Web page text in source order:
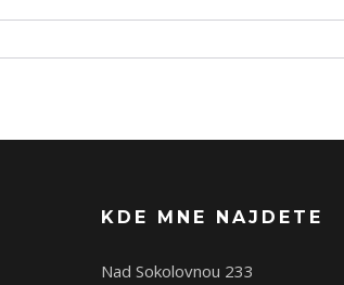
KDE MNE NAJDETE
Nad Sokolovnou 233